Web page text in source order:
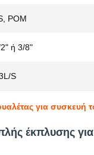
POM
ή 3/8"
S
για συσκευή
έκπλυσης για